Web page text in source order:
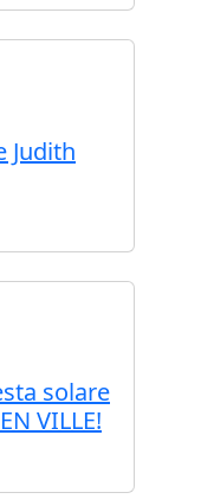
Judith
solare
VILLE!